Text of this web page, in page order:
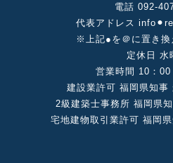
電話 092-
代表アドレス
※上記●を＠に置き換
定休⽇ ⽔
営業時間 10：
建設業許可 福岡県知
2級建築⼠事務所 福岡県
宅地建物取引業許可 福岡